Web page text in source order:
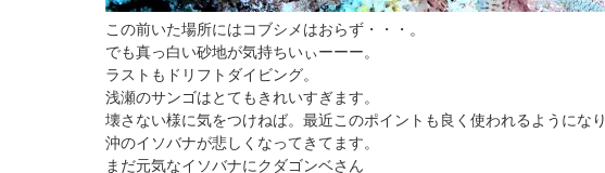
この前いた場所にはコブシメはおらず・・・。
でも真っ白い砂地が気持ちいぃーーー。
ラストもドリフトダイビング。
浅瀬のサンゴはとてもきれいすぎます。
壊さない様に気をつけねば。最近このポイントも良く使われるようになり
沖のイソバナが悲しくなってきてます。
まだ元気なイソバナにクダゴンベさん